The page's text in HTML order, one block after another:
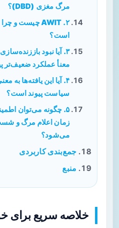
مرگ مغزی (DBD)؟
است؟
۳. آیا نبود
معنأ عملکرد ضعیف‌تر
۴. آیا این یافته‌ها به
سیاست پیوند است؟
۵. چگونه می‌توان
زمان اعلام مرگ و
می‌شود؟
جمع‌بندی کاربردی
منبع
خلاصه سریع برای